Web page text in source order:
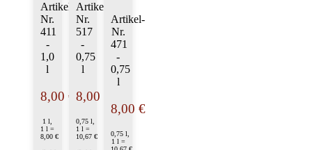
Artikel-
Nr.
411
-
1,0
l
8,00 €
1 l,
1 l =
8,00 €
Artikel-
Nr.
517
-
0,75
l
8,00 €
0,75 l,
1 l =
10,67 €
Artikel-
Nr.
471
-
0,75
l
8,00 €
0,75 l,
1 l =